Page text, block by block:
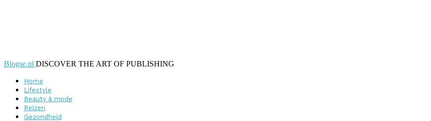
Blogse.nl DISCOVER THE ART OF PUBLISHING
Home
Lifestyle
Beauty & mode
Reizen
Gezondheid